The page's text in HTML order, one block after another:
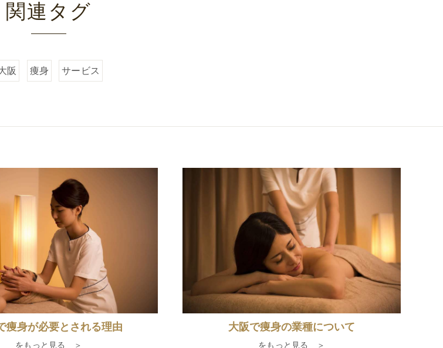
関連タグ
阪 痩身 サービス
痩身が必要とされる理由
をもっと見る ＞
大阪で痩身の業種について
をもっと見る ＞